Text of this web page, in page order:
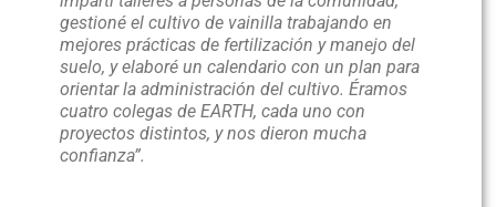
gestioné el cultivo de vainilla trabajando en
mejores prácticas de fertilización y manejo del
suelo, y elaboré un calendario con un plan para
orientar la administración del cultivo. Éramos
cuatro colegas de EARTH, cada uno con
proyectos distintos, y nos dieron mucha
confianza”.